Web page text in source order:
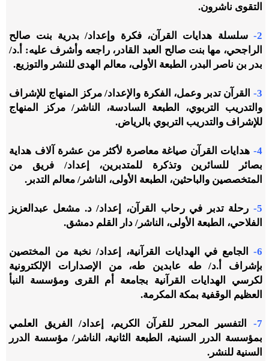
التقوى ناشرون.
2-
سلسلة هدايات القرآن، فكرة وإعداد/ بدرية بنت صالح
الراجحي، مها بنت صالح العبد القادر، راجعه وأشرف عليه: أ.د/
بدر بن ناصر البدر، الطبعة الأولى، معالم الهدى للنشر والتوزيع.
3-
القرآن تدبر وعمل، الفكرة والإعداد/ مركز المنهاج للإشراف
والتدريب التربوي، الطبعة السادسة، الناشر/ مركز المنهاج
للإشراف والتدريب التربوي بالرياض.
4-
هدايات القرآن صياغة معاصرة لأكثر من عشرة آلاف هداية
بصائر للسائرين وتذكرة للمتدبرين، إعداد/ فريق من
المتخصصين والباحثين، الطبعة الأولى، الناشر/ معالم التدبر.
5-
رحلة تدبر في رحاب القرآن، إعداد/ د. مشعل عبدالعزيز
الفلاحي، الطبعة الأولى، الناشر/ دار القلم دمشق.
6-
الجامع في الهدايات القرآنية، إعداد/ نخبة من المختصين
بإشراف أ.د/ طه عابدين طه، من الإصدارات الإلكترونية
لكرسي الهدايات القرآنية بجامعة أم القرى ومؤسسة النبأ
العظيم الوقفية بمكة المكرمة.
7-
التفسير المحرر للقرآن الكريم، إعداد/ الفريق العلمي
بمؤسسة الدرر السنية، الطبعة الثانية، الناشر/ مؤسسة الدرر
السنية للنشر.